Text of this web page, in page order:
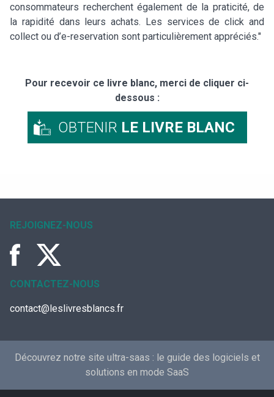
consommateurs recherchent également de la praticité, de
la rapidité dans leurs achats. Les services de click and
collect ou d’e-reservation sont particulièrement appréciés."
Pour recevoir ce livre blanc, merci de cliquer ci-
dessous :
OBTENIR LE LIVRE BLANC
REJOIGNEZ-NOUS
CONTACTEZ-NOUS
contact@leslivresblancs.fr
Découvrez notre site ultra-saas : le guide des logiciels et
solutions en mode SaaS